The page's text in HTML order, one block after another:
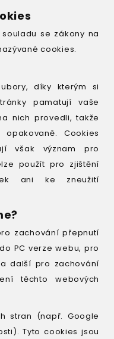
se zákony na
cookies.
díky kterým si
pamatují vaše
nich provedli, takže
Cookies
však význam pro
použít pro zjištění
ani ke zneužití
zachování přepnutí
PC verze webu, pro
další pro zachování
těchto webových
stran (např. Google
Tyto cookies jsou